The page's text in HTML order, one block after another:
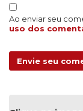
Ao enviar seu
uso dos
Envie seu